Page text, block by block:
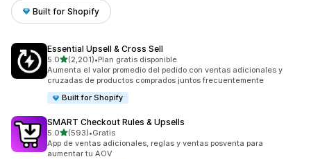
Built for Shopify
Essential Upsell & Cross Sell
5.0de 5 estrellas
(2,201)
2201 reseñas en total
•Plan gratis disponible
Aumenta el valor promedio del pedido con ventas adicionales y
cruzadas de productos comprados juntos frecuentemente
Built for Shopify
SMART Checkout Rules & Upsells
5.0de 5 estrellas
(593)
593 reseñas en total
•Gratis
App de ventas adicionales, reglas y ventas posventa para
aumentar tu AOV